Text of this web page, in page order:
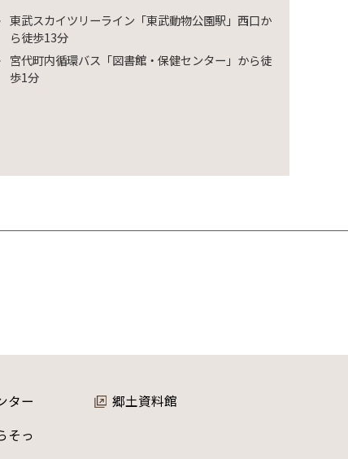
東武スカイツリーライン「東武動物公園駅」西口か
ら徒歩13分
宮代町内循環バス「図書館・保健センター」から徒
歩1分
ター
郷土資料館
そっ